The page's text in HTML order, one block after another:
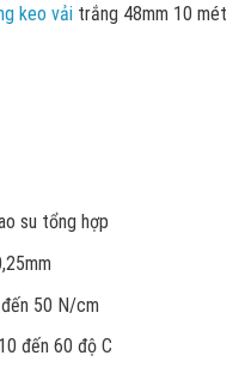
keo vải trắng 48mm 10 mét
su tổng hợp
50 N/cm
đến 60 độ C